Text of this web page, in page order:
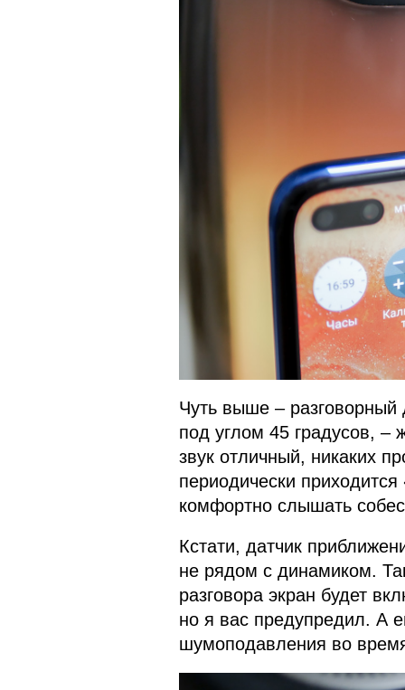
Чуть выше – разговорный
под углом 45 градусов, –
звук отличный, никаких
периодически
комфортно слышать
Кстати, датчик
не рядом с динамиком.
разговора экран будет
но я вас предупредил. А
шумоподавления во